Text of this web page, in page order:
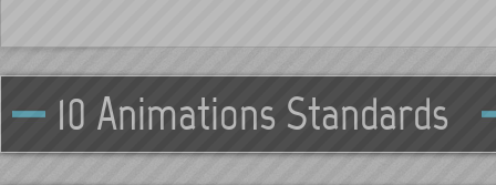
10 Animations Standards